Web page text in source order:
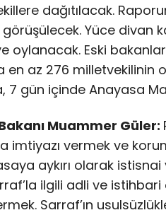
dağıtılacak.
Yüce divan
oylanacak. Eski
en az 276 milletvekilinin
7 gün içinde Anayasa
Muammer Güler:
imtiyazı vermek ve
aykırı olarak
ilgili adli ve istihbari
Sarraf’ın